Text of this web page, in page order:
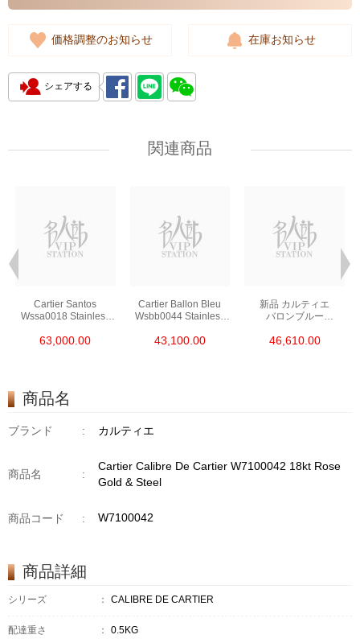
価格調整のお知らせ 在庫お知らせ
シェアする
関連商品
Cartier Santos
Wssa0018 Stainless
63,000.00
Cartier Ballon Bleu
Wsbb0044 Stainless
43,100.00
新品 カルティエ
バロンブルー
クォーツ We902073
46,610.00
商品名
ブランド : カルティエ
商品名 :
Cartier Calibre De Cartier W7100042 18kt Rose
Gold & Steel
商品コード : W7100042
商品詳細
シリーズ ： CALIBRE DE CARTIER
配達重さ ： 0.5KG